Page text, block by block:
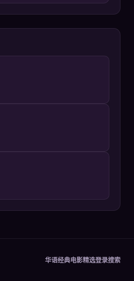
华语经典电影精选登录搜索